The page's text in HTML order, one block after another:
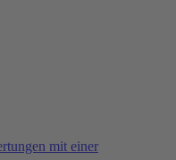
mit einer